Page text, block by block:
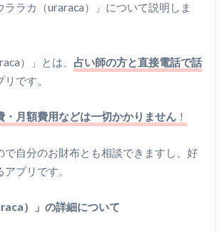
ララカ（uraraca）」について説明しま
）」とは、 占い師の方と直接電話で話
です。
・月額費用などは一切かかりません！
で自分のお財布とも相談できますし、好
プリです。
）」の詳細について